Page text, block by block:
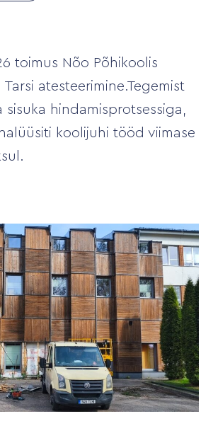
toimus Nõo Põhikoolis
atesteerimine.Tegemist
sisuka hindamisprotsessiga,
koolijuhi tööd viimase